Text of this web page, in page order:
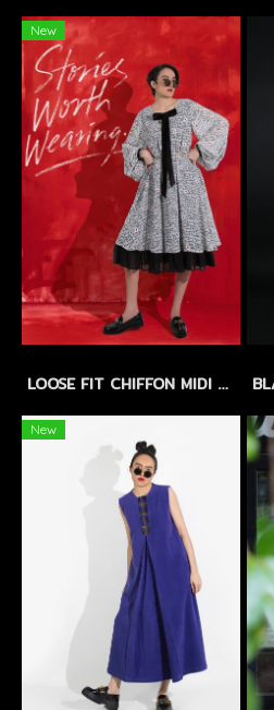
New
LOOSE FIT CHIFFON MIDI DRESS with FLORAL EMBROIDERY - เดรสทรงหลวม ผ้าชีฟองปักลายดอกไม้ แขนบอลลูน กระโปรงระบาย 2 ชั้น
New